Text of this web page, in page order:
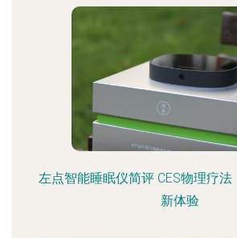
左点智能睡眠仪简评 CES物理疗
新体验